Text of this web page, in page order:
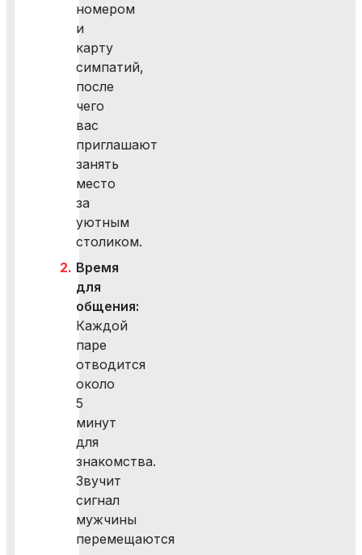
номером
и
карту
симпатий,
после
чего
вас
приглашают
занять
место
за
уютным
столиком.
Время
для
общения:
Каждой
паре
отводится
около
5
минут
для
знакомства.
Звучит
сигнал
мужчины
перемещаются